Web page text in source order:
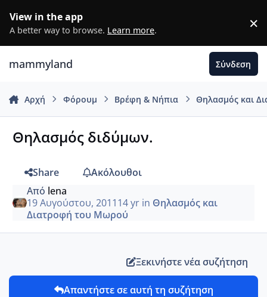
View in the app
A better way to browse. Learn more. ×
mammyland Σύνδεση
Αρχή Φόρουμ Βρέφη & Νήπια Θηλασμός και
Θηλασμός διδύμων.
Share
Ακόλουθοι
Από lena
19 Αυγούστου, 201114 yrin Θηλασμός και
Διατροφή του Μωρού
Ξεκινήστε νέα συζήτηση
Απαντήστε σε αυτή τη συζήτηση